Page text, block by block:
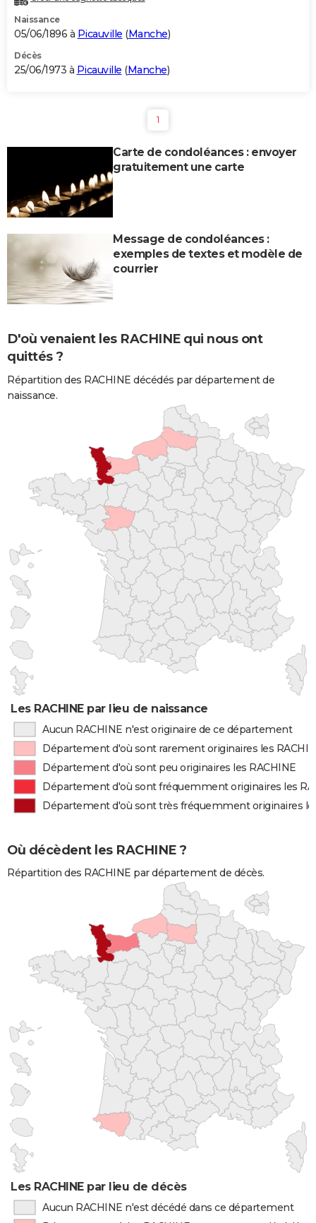
Naissance
05/06/1896 à Picauville (Manche)
Décès
25/06/1973 à Picauville (Manche)
1
Carte de condoléances : envoyer
gratuitement une carte
Message de condoléances :
exemples de textes et modèle de
courrier
D'où venaient les RACHINE qui nous ont
quittés ?
Répartition des RACHINE décédés par département de
naissance.
Les RACHINE par lieu de naissance
Aucun RACHINE n'est originaire de ce département
Département d'où sont rarement originaires les
Département d'où sont peu originaires les RACHINE
Département d'où sont fréquemment originaires les
Département d'où sont très fréquemment originaires
Où décèdent les RACHINE ?
Répartition des RACHINE par département de décès.
Les RACHINE par lieu de décès
Aucun RACHINE n'est décédé dans ce département